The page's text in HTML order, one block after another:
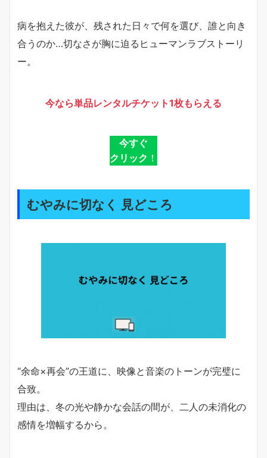
病を抱えた彼が、残された日々で何を選び、誰と向き
合うのか…切なさが胸に迫るヒューマンラブストーリ
ー。
今なら単品レンタルチケット1枚もらえる
今すぐ
クリック ！
むやみに切なく 見どころ
“余命×再会”の王道に、映像と音楽のトーンが完璧に
合致。
理由は、冬の光や静かな会話の間が、二人の未消化の
感情を増幅するから。